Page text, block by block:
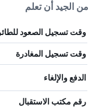
من الجيد أن تعلم
وقت تسجيل الصعود
وقت تسجيل المغادرة
الدفع والإلغاء
رقم مكتب الاستقبال